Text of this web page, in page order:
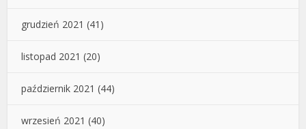
grudzień 2021 (41)
listopad 2021 (20)
październik 2021 (44)
wrzesień 2021 (40)